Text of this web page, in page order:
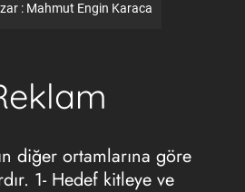
: Mahmut Engin Karaca
diğer ortamlarına göre
1- Hedef kitleye ve